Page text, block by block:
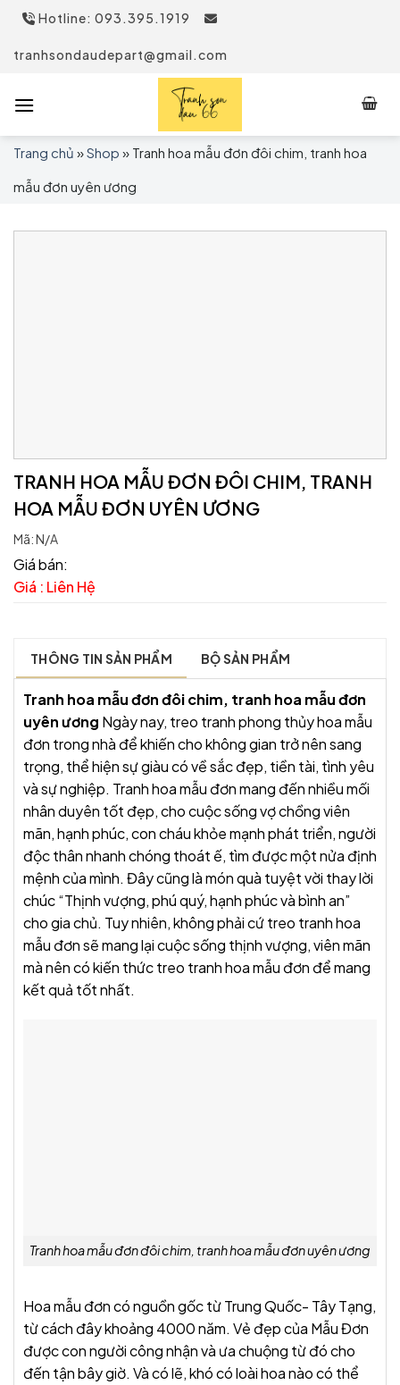
Skip
content
Hotline: 093.395.1919
tranhsondaudepart@gmail.com
Trang chủ »Shop » Tranh hoa mẫu đơn đôi chim, tranh hoa
mẫu đơn uyên ương
TRANH HOA MẪU ĐƠN ĐÔI CHIM, TRANH
HOA MẪU ĐƠN UYÊN ƯƠNG
Mã:N/A
Giá bán:
Giá : Liên Hệ
THÔNG TIN SẢN PHẨM BỘ SẢN PHẨM
Tranh hoa mẫu đơn đôi chim, tranh hoa mẫu đơn
uyên ương Ngày nay, treo tranh phong thủy hoa mẫu
đơn trong nhà để khiến cho không gian trở nên sang
trọng, thể hiện sự giàu có về sắc đẹp, tiền tài, tình yêu
và sự nghiệp. Tranh hoa mẫu đơn mang đến nhiều mối
nhân duyên tốt đẹp, cho cuộc sống vợ chồng viên
mãn, hạnh phúc, con cháu khỏe mạnh phát triển, người
độc thân nhanh chóng thoát ế, tìm được một nửa định
mệnh của mình. Đây cũng là món quà tuyệt vời thay lời
chúc “Thịnh vượng, phú quý, hạnh phúc và bình an”
cho gia chủ. Tuy nhiên, không phải cứ treo tranh hoa
mẫu đơn sẽ mang lại cuộc sống thịnh vượng, viên mãn
mà nên có kiến thức treo tranh hoa mẫu đơn để mang
kết quả tốt nhất.
Tranh hoa mẫu đơn đôi chim, tranh hoa mẫu đơn uyên ương
Hoa mẫu đơn có nguồn gốc từ Trung Quốc- Tây Tạng,
từ cách đây khoảng 4000 năm. Vẻ đẹp của Mẫu Đơn
được con người công nhận và ưa chuộng từ đó cho
đến tận bây giờ. Và có lẽ, khó có loài hoa nào có thể